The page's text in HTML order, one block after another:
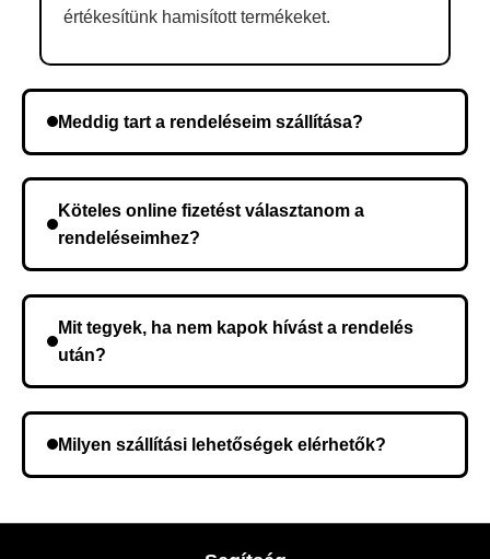
értékesítünk hamisított termékeket.
Meddig tart a rendeléseim szállítása?
kerül, és ez az időtartam függ a szállítási címtől.
Köteles online fizetést választanom a
rendeléseimhez?
Mit tegyek, ha nem kapok hívást a rendelés
után?
meg a rendelést.
Milyen szállítási lehetőségek elérhetők?
legmegfelelőbb szállítási módot.